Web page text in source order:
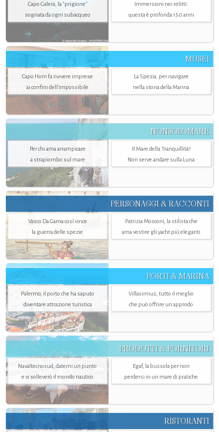
Capo Galera, la "prigione"
sognata da ogni subacqueo
Immersioni nei relitti:
questa è profonda 150 anni
MUSEI
Capo Horn fa rivivere imprese
ai confini dell’impossibile
La Spezia. per navigare
nella storia della Marina
NONSOLOMARE
Per chi ama arrampicare
a strapiombo sul mare
Il Mare della Tranquillità?
Non serve andare sulla Luna
PERSONAGGI & RACCONTI
Vasco Da Gama così vince
la guerra delle spezie
Patrizia Mosconi, la stilista che
ama vestire gli yacht più eleganti
PORTI & MARINA
Palermo, il porto che ha saputo
diventare attrazione turistica
Villasimius, tutto il meglio
che può offrire un approdo
PRODOTTI & FORNITORI
Navaltecnosud, datemi un punto
e vi solleverò il mondo nautico
Egaf, la bussola per non
perdersi in un mare di pratiche
RISTORANTI